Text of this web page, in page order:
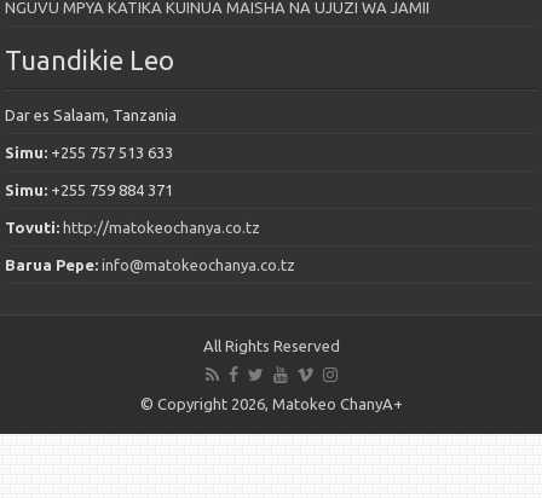
NGUVU MPYA KATIKA KUINUA MAISHA NA UJUZI WA JAMII
Tuandikie Leo
Dar es Salaam, Tanzania
Simu: +255 757 513 633
Simu: +255 759 884 371
Tovuti: http://matokeochanya.co.tz
Barua Pepe:info@matokeochanya.co.tz
All Rights Reserved
© Copyright 2026, Matokeo ChanyA+